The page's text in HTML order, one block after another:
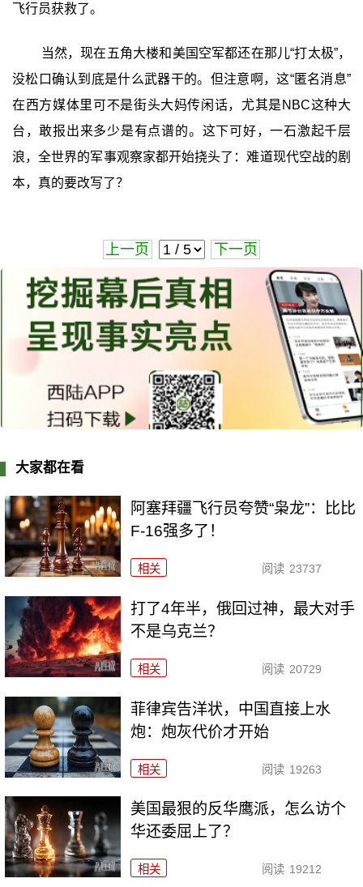
飞行员获救了。
当然，现在五角大楼和美国空军都还在那儿“打太极”，
没松口确认到底是什么武器干的。但注意啊，这“匿名消息”
在西方媒体里可不是街头大妈传闲话，尤其是NBC这种大
台，敢报出来多少是有点谱的。这下可好，一石激起千层
浪，全世界的军事观察家都开始挠头了：难道现代空战的剧
本，真的要改写了？
上一页 下一页
大家都在看
阿塞拜疆飞行员夸赞“枭龙”：比比
F-16强多了！
相关 阅读 23737
打了4年半，俄回过神，最大对手
不是乌克兰？
相关 阅读 20729
菲律宾告洋状，中国直接上水
炮：炮灰代价才开始
相关 阅读 19263
美国最狠的反华鹰派，怎么访个
华还委屈上了？
相关 阅读 19212